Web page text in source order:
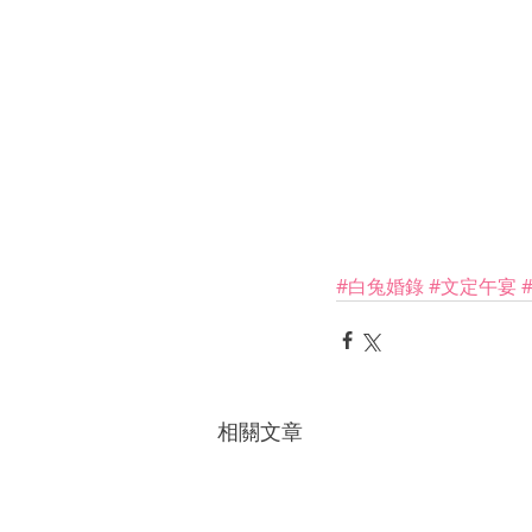
#白兔婚錄#文定午宴
相關文章